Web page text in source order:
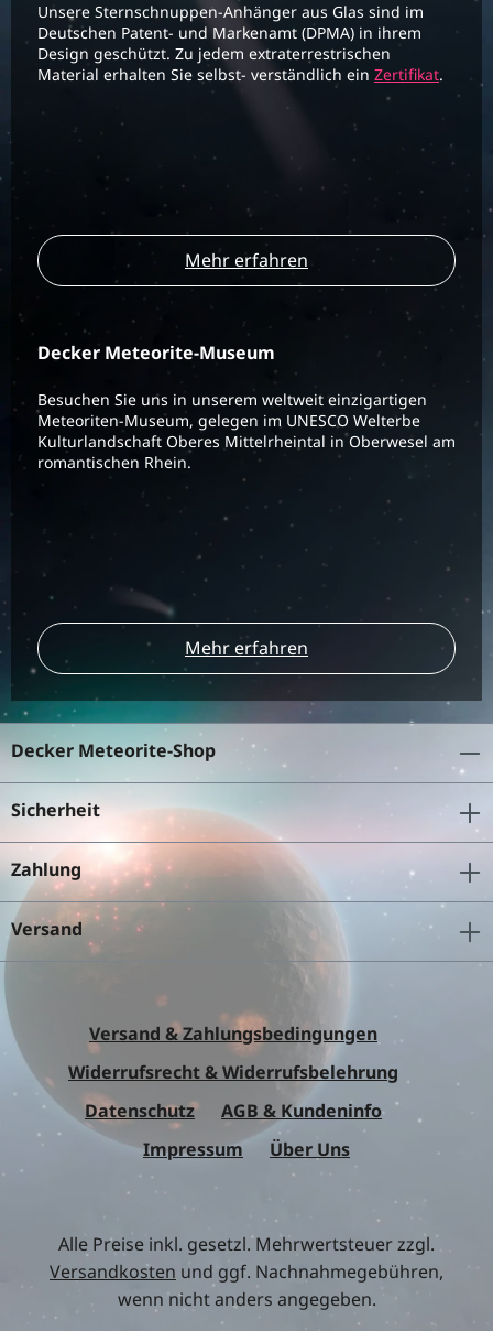
Unsere Sternschnuppen-Anhänger aus Glas sind im
Deutschen Patent- und Markenamt (DPMA) in ihrem
Design geschützt. Zu jedem extraterrestrischen
Material erhalten Sie selbst- verständlich ein Zertifikat.
Mehr erfahren
Decker Meteorite-Museum
Besuchen Sie uns in unserem weltweit einzigartigen
Meteoriten-Museum, gelegen im UNESCO Welterbe
Kulturlandschaft Oberes Mittelrheintal in Oberwesel am
romantischen Rhein.
Mehr erfahren
Decker Meteorite-Shop
Sicherheit
Zahlung
Versand
Versand & Zahlungsbedingungen
Widerrufsrecht & Widerrufsbelehrung
Datenschutz
AGB & Kundeninfo
Impressum
Über Uns
Alle Preise inkl. gesetzl. Mehrwertsteuer zzgl.
Versandkosten und ggf. Nachnahmegebühren,
wenn nicht anders angegeben.